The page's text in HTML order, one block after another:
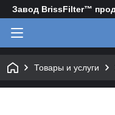
Завод BrissFilter™
Товары и услуги